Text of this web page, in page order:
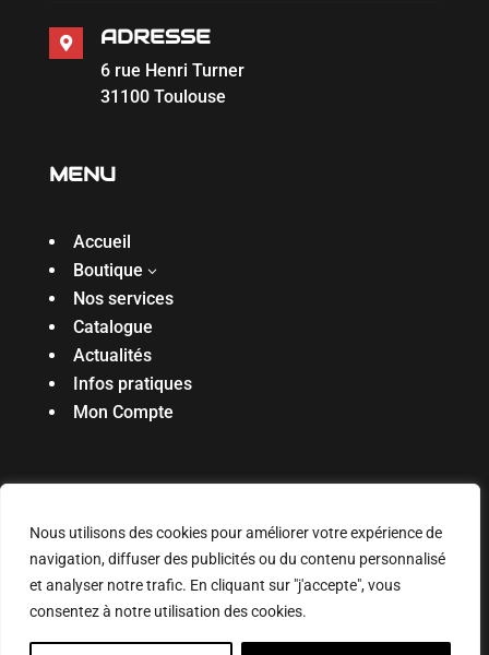
Nous utilisons des cookies pour améliorer votre expérience de
navigation, diffuser des publicités ou du contenu personnalisé
et analyser notre trafic. En cliquant sur "j'accepte", vous
consentez à notre utilisation des cookies.
 ADRESSE
6 rue Henri Turner
31100 Toulouse
MENU
Accueil
Boutique 3
Nos services
Catalogue
Actualités
Infos pratiques
Mon Compte
Réalisé par l’agenceDigiibuz🐝Copyright ©
2025. Tous droits réservés
Mentions légales & politique de confidentialité
Connexion